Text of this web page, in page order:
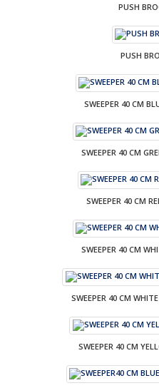
PUSH
PUSH
SWEEPER 40 CM
SWEEPER 40 CM
SWEEPER 40 CM
SWEEPER 40 CM
SWEEPER 40 CM
SWEEPER 40 CM